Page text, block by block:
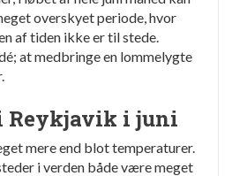
overskyet periode, hvor
af tiden ikke er til stede.
at medbringe en lommelygte
Reykjavik i juni
mere end blot temperaturer.
i verden både være meget